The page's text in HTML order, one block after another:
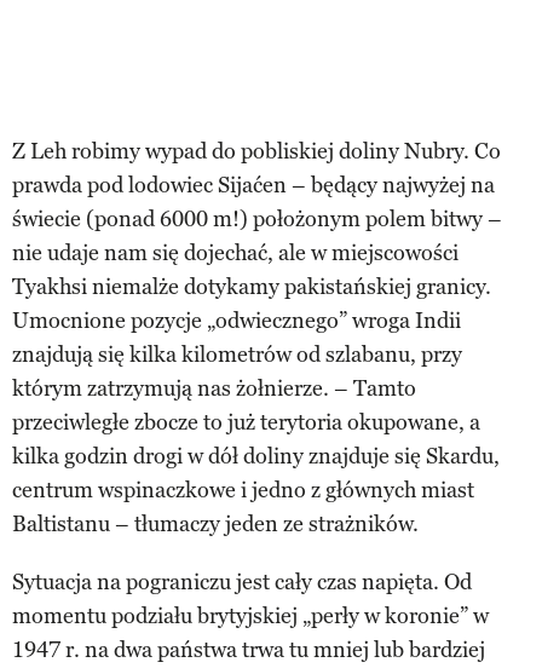
Z Leh robimy wypad do pobliskiej doliny Nubry. Co
prawda pod lodowiec Sijaćen – będący najwyżej na
świecie (ponad 6000 m!) położonym polem bitwy –
nie udaje nam się dojechać, ale w miejscowości
Tyakhsi niemalże dotykamy pakistańskiej granicy.
Umocnione pozycje „odwiecznego” wroga Indii
znajdują się kilka kilometrów od szlabanu, przy
którym zatrzymują nas żołnierze. – Tamto
przeciwległe zbocze to już terytoria okupowane, a
kilka godzin drogi w dół doliny znajduje się Skardu,
centrum wspinaczkowe i jedno z głównych miast
Baltistanu – tłumaczy jeden ze strażników.
Sytuacja na pograniczu jest cały czas napięta. Od
momentu podziału brytyjskiej „perły w koronie” w
1947 r. na dwa państwa trwa tu mniej lub bardziej